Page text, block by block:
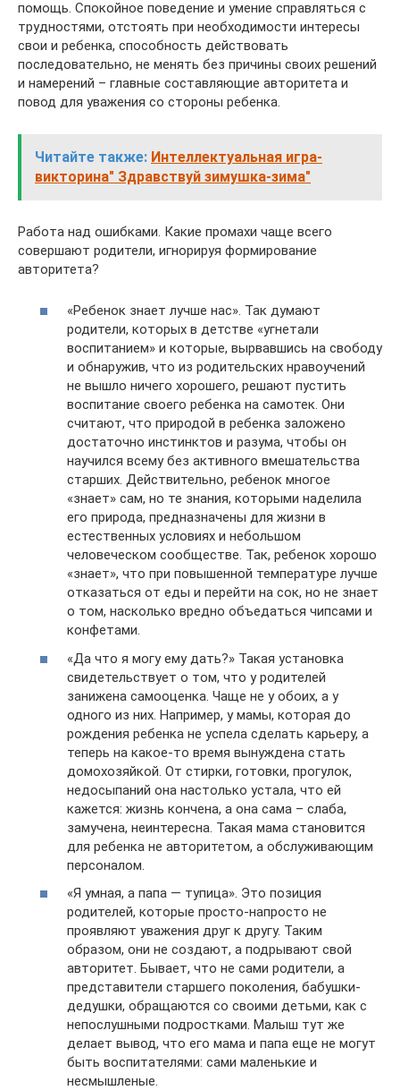
помощь. Спокойное поведение и умение справляться с
трудностями, отстоять при необходимости интересы
свои и ребенка, способность действовать
последовательно, не менять без причины своих решений
и намерений – главные составляющие авторитета и
повод для уважения со стороны ребенка.
Читайте также: Интеллектуальная игра-
викторина" Здравствуй зимушка-зима"
Работа над ошибками. Какие промахи чаще всего
совершают родители, игнорируя формирование
авторитета?
«Ребенок знает лучше нас». Так думают
родители, которых в детстве «угнетали
воспитанием» и которые, вырвавшись на свободу
и обнаружив, что из родительских нравоучений
не вышло ничего хорошего, решают пустить
воспитание своего ребенка на самотек. Они
считают, что природой в ребенка заложено
достаточно инстинктов и разума, чтобы он
научился всему без активного вмешательства
старших. Действительно, ребенок многое
«знает» сам, но те знания, которыми наделила
его природа, предназначены для жизни в
естественных условиях и небольшом
человеческом сообществе. Так, ребенок хорошо
«знает», что при повышенной температуре лучше
отказаться от еды и перейти на сок, но не знает
о том, насколько вредно объедаться чипсами и
конфетами.
«Да что я могу ему дать?» Такая установка
свидетельствует о том, что у родителей
занижена самооценка. Чаще не у обоих, а у
одного из них. Например, у мамы, которая до
рождения ребенка не успела сделать карьеру, а
теперь на какое-то время вынуждена стать
домохозяйкой. От стирки, готовки, прогулок,
недосыпаний она настолько устала, что ей
кажется: жизнь кончена, а она сама – слаба,
замучена, неинтересна. Такая мама становится
для ребенка не авторитетом, а обслуживающим
персоналом.
«Я умная, а папа — тупица». Это позиция
родителей, которые просто-напросто не
проявляют уважения друг к другу. Таким
образом, они не создают, а подрывают свой
авторитет. Бывает, что не сами родители, а
представители старшего поколения, бабушки-
дедушки, обращаются со своими детьми, как с
непослушными подростками. Малыш тут же
делает вывод, что его мама и папа еще не могут
быть воспитателями: сами маленькие и
несмышленые.